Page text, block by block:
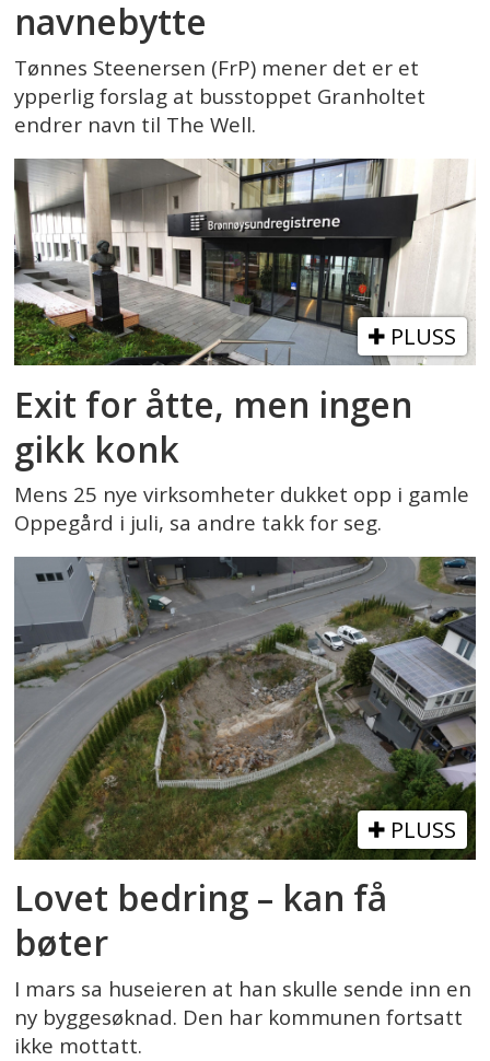
navnebytte
Tønnes Steenersen (FrP) mener det er et
ypperlig forslag at busstoppet Granholtet
endrer navn til The Well.
PLUSS
Exit for åtte, men ingen
gikk konk
Mens 25 nye virksomheter dukket opp i gamle
Oppegård i juli, sa andre takk for seg.
PLUSS
Lovet bedring – kan få
bøter
I mars sa huseieren at han skulle sende inn en
ny byggesøknad. Den har kommunen fortsatt
ikke mottatt.